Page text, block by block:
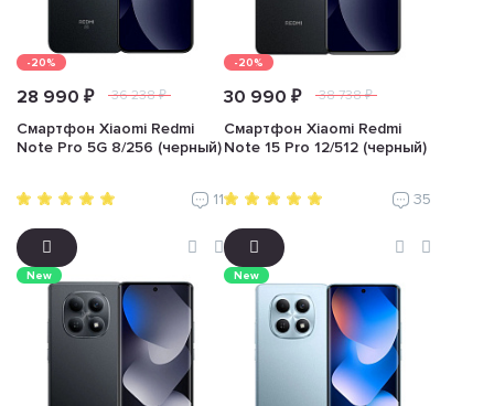
-20%
28 990 ₽ 36 238 ₽
Смартфон Xiaomi Redmi
Note Pro 5G 8/256 (черный)
11
-20%
30 990 ₽ 38 738 ₽
Смартфон Xiaomi Redmi
Note 15 Pro 12/512 (черный)
35
New New